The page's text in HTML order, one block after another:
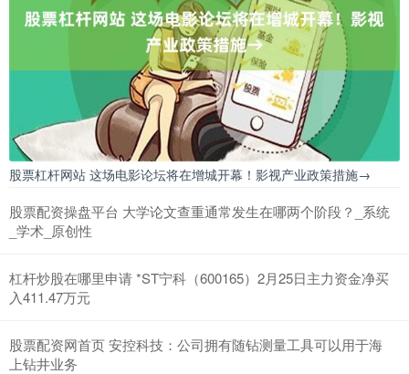
股票杠杆网站 这场电影论坛将在增城开幕！影视产业政策措施→
股票配资操盘平台 大学论文查重通常发生在哪两个阶段？_系统
_学术_原创性
杠杆炒股在哪里申请 *ST宁科（600165）2月25日主力资金净买
入411.47万元
股票配资网首页 安控科技：公司拥有随钻测量工具可以用于海
上钻井业务